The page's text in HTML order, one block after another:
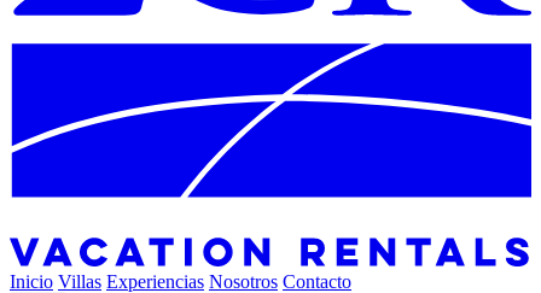
Inicio Villas Experiencias Nosotros Contacto